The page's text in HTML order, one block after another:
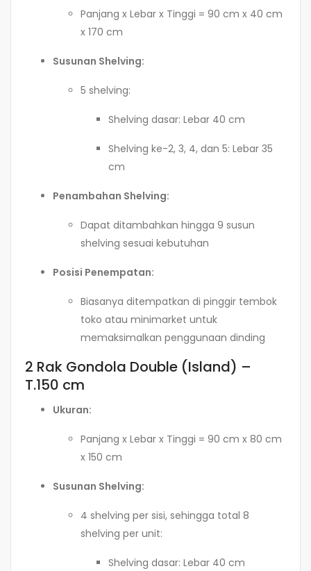
Panjang x Lebar x Tinggi = 90 cm x 40 cm
x 170 cm
Susunan Shelving:
5 shelving:
Shelving dasar: Lebar 40 cm
Shelving ke-2, 3, 4, dan 5: Lebar 35
cm
Penambahan Shelving:
Dapat ditambahkan hingga 9 susun
shelving sesuai kebutuhan
Posisi Penempatan:
Biasanya ditempatkan di pinggir tembok
toko atau minimarket untuk
memaksimalkan penggunaan dinding
2 Rak Gondola Double (Island) –
T.150 cm
Ukuran:
Panjang x Lebar x Tinggi = 90 cm x 80 cm
x 150 cm
Susunan Shelving:
4 shelving per sisi, sehingga total 8
shelving per unit:
Shelving dasar: Lebar 40 cm